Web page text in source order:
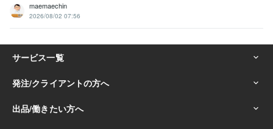
maemaechin
2026/08/02 07:56